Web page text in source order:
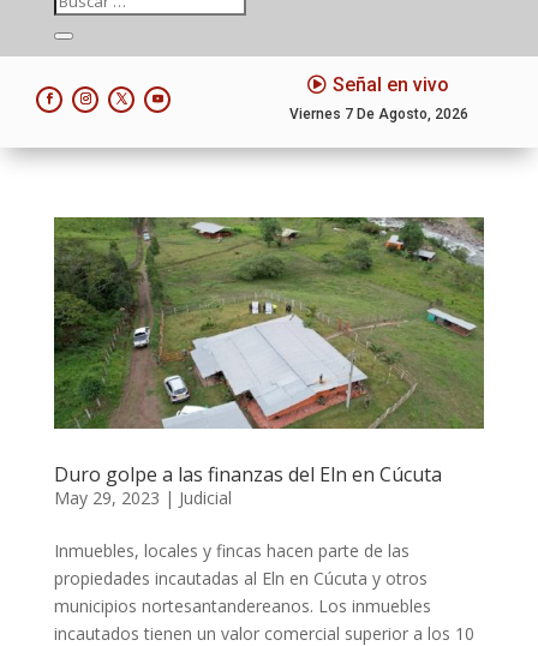
Señal en vivo
Viernes 7 De Agosto, 2026
Duro golpe a las finanzas del Eln en Cúcuta
May 29, 2023 | Judicial
Inmuebles, locales y fincas hacen parte de las
propiedades incautadas al Eln en Cúcuta y otros
municipios nortesantandereanos. Los inmuebles
incautados tienen un valor comercial superior a los 10